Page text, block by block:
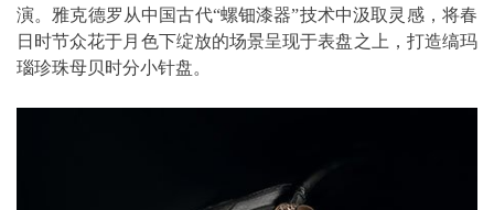
演。雅克德罗从中国古代“螺钿漆器”技术中汲取灵感，将春
日时节众花于月色下绽放的场景呈现于表盘之上，打造缟玛
瑙珍珠母贝时分小针盘。